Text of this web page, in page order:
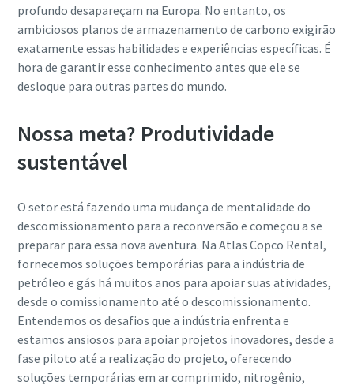
profundo desapareçam na Europa. No entanto, os
ambiciosos planos de armazenamento de carbono exigirão
exatamente essas habilidades e experiências específicas. É
hora de garantir esse conhecimento antes que ele se
desloque para outras partes do mundo.
Nossa meta? Produtividade
sustentável
O setor está fazendo uma mudança de mentalidade do
descomissionamento para a reconversão e começou a se
preparar para essa nova aventura. Na Atlas Copco Rental,
fornecemos soluções temporárias para a indústria de
petróleo e gás há muitos anos para apoiar suas atividades,
desde o comissionamento até o descomissionamento.
Entendemos os desafios que a indústria enfrenta e
estamos ansiosos para apoiar projetos inovadores, desde a
fase piloto até a realização do projeto, oferecendo
soluções temporárias em ar comprimido, nitrogênio,